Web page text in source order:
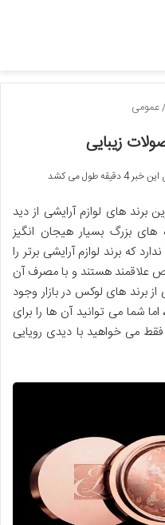
/عمومی
زیبایی
4 دقیقه طول می کشد
برند های لوازم آرایشی از دید
بزرگ بسیار هیجان انگیز
که برند لوازم آرایشی برتر را
علاقمند هستند و با مصرف آن
برند های لوکس در بازار وجود
شما می توانید آن ها را برای
می خواهید با دیدی رویایی